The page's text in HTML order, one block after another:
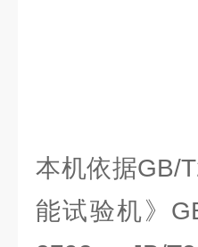
本机依据GB/
能试验机》